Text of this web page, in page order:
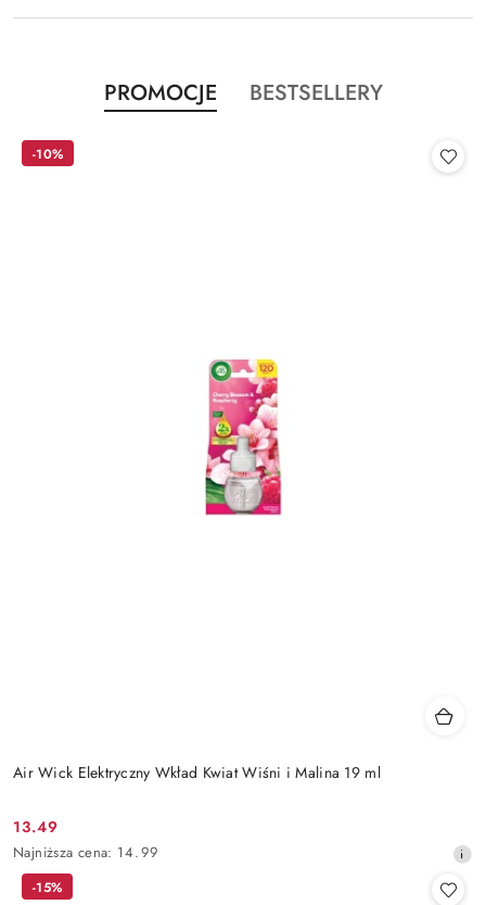
Pomiń karuzelę produktów
Produkty
o
PROMOCJE
Produkty
BESTSELLERY
Air Wick Elektryczny Wkład Kwiat Wiśni i Malina 19 ml
Cena
promocyjna:
13.49
Najniższa
cena
Najniższa cena: 14.99
-10%
-15%